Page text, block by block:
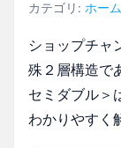
カテゴリ: ホー
ショップチ
殊２層構造で
セミダブル＞
わかりやすく